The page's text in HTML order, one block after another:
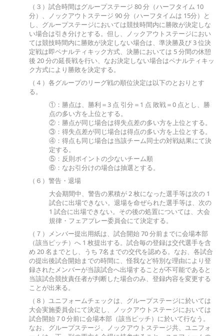
（３）試合時間はグループステージ 80 分（ハーフタイム 10
分）、ノックアウトステージ 90 分（ハーフタイムは 15分）と
し、グループステージにおいては競技時間内に勝敗が決定しな
い場合は引き分けとする。但し、ノックアウトステージにおい
ては競技時間内に勝敗が決定しない場合は、準決勝及び 3 位決
定戦は即ペナルティキック方式、決勝においては 5 分間の休憩
後 20 分の延長戦を行い、なお決定しない場合はペナルティキッ
ク方式により勝敗を決定する。
（４）各グループのリーグ戦の順位決定は以下のとおりとす
る。
①：勝点は、勝利＝3 点 引分＝1 点 敗戦＝0 点とし、勝
点の多い方を上位とする。
②：勝点が同じ場合は得失点差の多い方を上位とする。
③：得失点差が同じ場合は得点の多い方を上位とする。
④：得点も同じ場合は当該チーム同士の対戦結果にて決
定する。
⑤：反則ポイントの少ないチーム順
⑥：なお引分けの場合は抽選とする。
（６）警告・退場
大会期間中、警告の累積が 2 枚になった選手等は次の 1
試合に出場できない。退場を命ぜられた選手等は、次の
1 試合に出場できない。その後の処置については、大会
規律・フェアプレー委員会にて決定する。
（７）メンバー提出用紙は、試合開始 70 分前までに会場本部
（該当ピッチ）へ 1 枚提出する。試合毎の登録は交代選手を含
め 20 名までとし、うち 7名までの交代を認める。なお、各試合
の提出後試合開始までの時間に、怪我など特別な理由により登
録されたメンバーが当該試合へ出場することが不可能であると
当該試合競技責任者が判断した場合のみ、登録内容を変更する
ことが出来る。
（８）ユニフォームチェックは、グループステージに於いては
大会実施委員会にて決定し、ノックアウトステージにおいては
試合開始７0 分前に会場本部（該当ピッチ）に於いて行なう。
なお、グループステージ、ノックアウトステージ共、ユニフォ